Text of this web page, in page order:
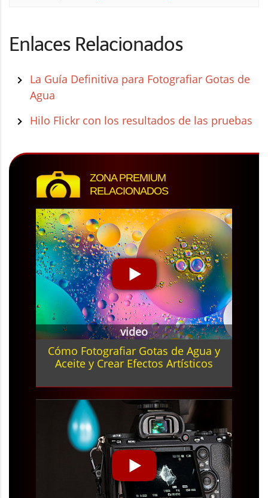
Enlaces Relacionados
La Guía Definitiva para Fotografiar Gotas de
Agua
Hilo Flickr con los resultados de las pruebas
ZONA PREMIUM
RELACIONADOS
video
Cómo Fotografiar Gotas de Agua y
Aceite y Crear Efectos Artísticos